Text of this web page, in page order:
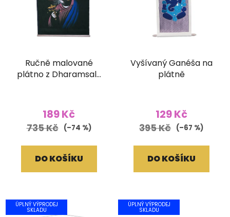
Ručně malované
plátno z Dharamsaly
189 Kč
735 Kč (–74 %)
DO KOŠÍKU
Vyšívaný Ganéša na
plátně
129 Kč
395 Kč (–67 %)
DO KOŠÍKU
ÚPLNÝ VÝPRODEJ
SKLADU
ÚPLNÝ VÝPRODEJ
SKLADU